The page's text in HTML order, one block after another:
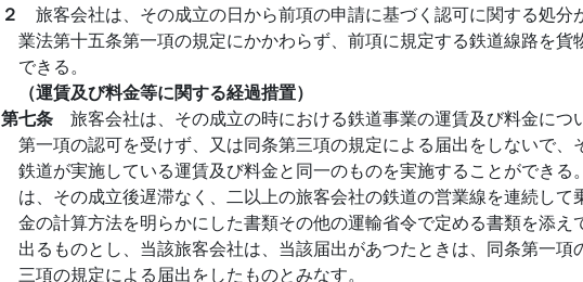
２ 旅客会社は、その成立の日から前項の申請に基づく認可に関する処分
業法第十五条第一項の規定にかかわらず、前項に規定する鉄道線路を貨
できる。
（運賃及び料金等に関する経過措置）
第七条 旅客会社は、その成立の時における鉄道事業の運賃及び料金につ
第一項の認可を受けず、又は同条第三項の規定による届出をしないで、
鉄道が実施している運賃及び料金と同一のものを実施することができる
は、その成立後遅滞なく、二以上の旅客会社の鉄道の営業線を連続して
金の計算方法を明らかにした書類その他の運輸省令で定める書類を添え
出るものとし、当該旅客会社は、当該届出があつたときは、同条第一項
三項の規定による届出をしたものとみなす。